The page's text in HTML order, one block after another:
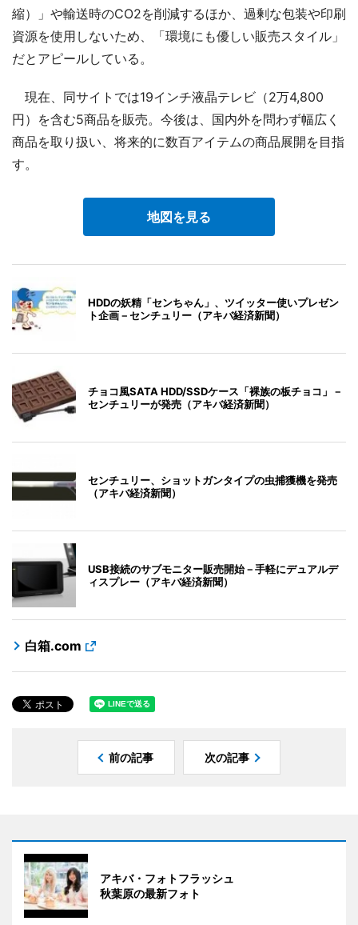
縮）」や輸送時のCO2を削減するほか、過剰な包装や印刷
資源を使用しないため、「環境にも優しい販売スタイル」
だとアピールしている。
現在、同サイトでは19インチ液晶テレビ（2万4,800
円）を含む5商品を販売。今後は、国内外を問わず幅広く
商品を取り扱い、将来的に数百アイテムの商品展開を目指
す。
地図を見る
HDDの妖精「センちゃん」、ツイッター使いプレゼン
ト企画－センチュリー（アキバ経済新聞）
チョコ風SATA HDD/SSDケース「裸族の板チョコ」－
センチュリーが発売（アキバ経済新聞）
センチュリー、ショットガンタイプの虫捕獲機を発売
（アキバ経済新聞）
USB接続のサブモニター販売開始－手軽にデュアルデ
ィスプレー（アキバ経済新聞）
白箱.com
前の記事 次の記事
アキバ・フォトフラッシュ
秋葉原の最新フォト